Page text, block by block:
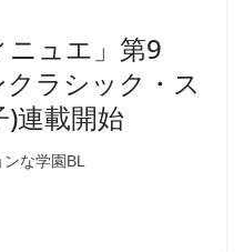
ニュエ」第9
ラシック・ス
)連載開始
な学園BL